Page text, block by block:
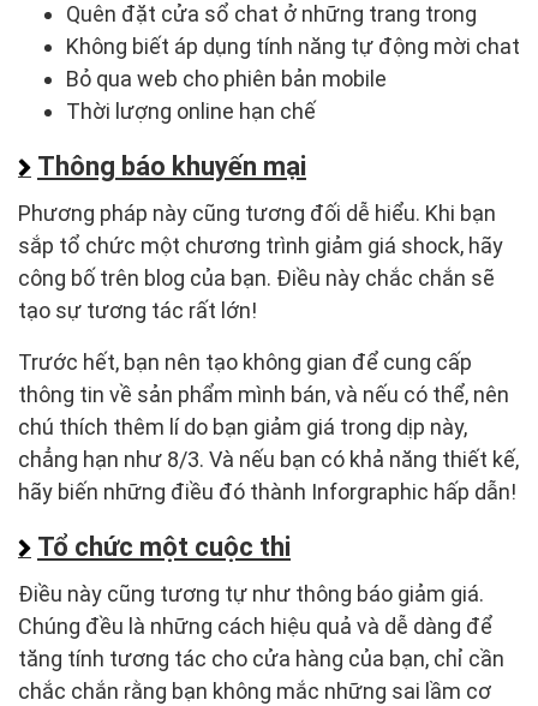
Quên đặt cửa sổ chat ở những trang trong
Không biết áp dụng tính năng tự động mời chat
Bỏ qua web cho phiên bản mobile
Thời lượng online hạn chế
Thông báo khuyến mại
Phương pháp này cũng tương đối dễ hiểu. Khi bạn
sắp tổ chức một chương trình giảm giá shock, hãy
công bố trên blog của bạn. Điều này chắc chắn sẽ
tạo sự tương tác rất lớn!
Trước hết, bạn nên tạo không gian để cung cấp
thông tin về sản phẩm mình bán, và nếu có thể, nên
chú thích thêm lí do bạn giảm giá trong dịp này,
chẳng hạn như 8/3. Và nếu bạn có khả năng thiết kế,
hãy biến những điều đó thành Inforgraphic hấp dẫn!
Tổ chức một cuộc thi
Điều này cũng tương tự như thông báo giảm giá.
Chúng đều là những cách hiệu quả và dễ dàng để
tăng tính tương tác cho cửa hàng của bạn, chỉ cần
chắc chắn rằng bạn không mắc những sai lầm cơ